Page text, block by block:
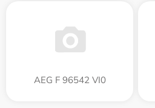
AEG F 96542 VI0